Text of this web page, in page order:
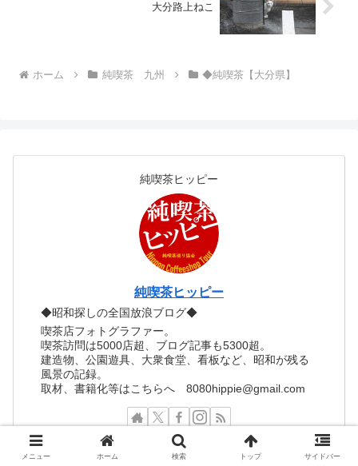
大分路上ねこ
ホーム 純喫茶 九州 ◆純喫茶【大分県】
純喫茶ヒッピー
純喫茶ヒッピー
◆昭和探しの全国放浪ブログ◆
喫茶店フォトグラファー。
喫茶訪問は5000店超、ブログ記事も5300超。
建造物、公園遊具、大衆食堂、看板など、昭和が残る
風景の記録。
取材、書籍化等はこちらへ 8080hippie@gmail.com
メニュー ホーム 検索 トップ サイドバー